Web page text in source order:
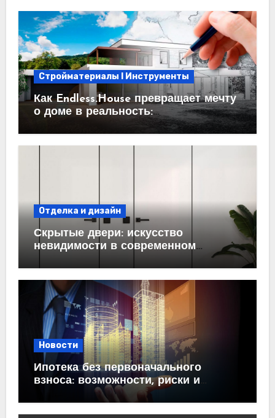
Стройматериалы l Инструменты
Как Endless.House превращает мечту
о доме в реальность:
проектирование под ключ
Отделка и дизайн
Скрытые двери: искусство
невидимости в современном
Новости
Ипотека без первоначального
взноса: возможности, риски и
практические рекомендации<